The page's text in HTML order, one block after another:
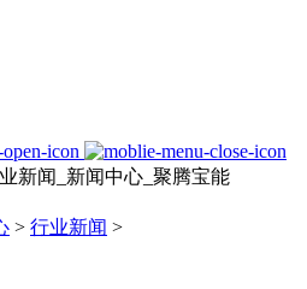
> 行业新闻 >